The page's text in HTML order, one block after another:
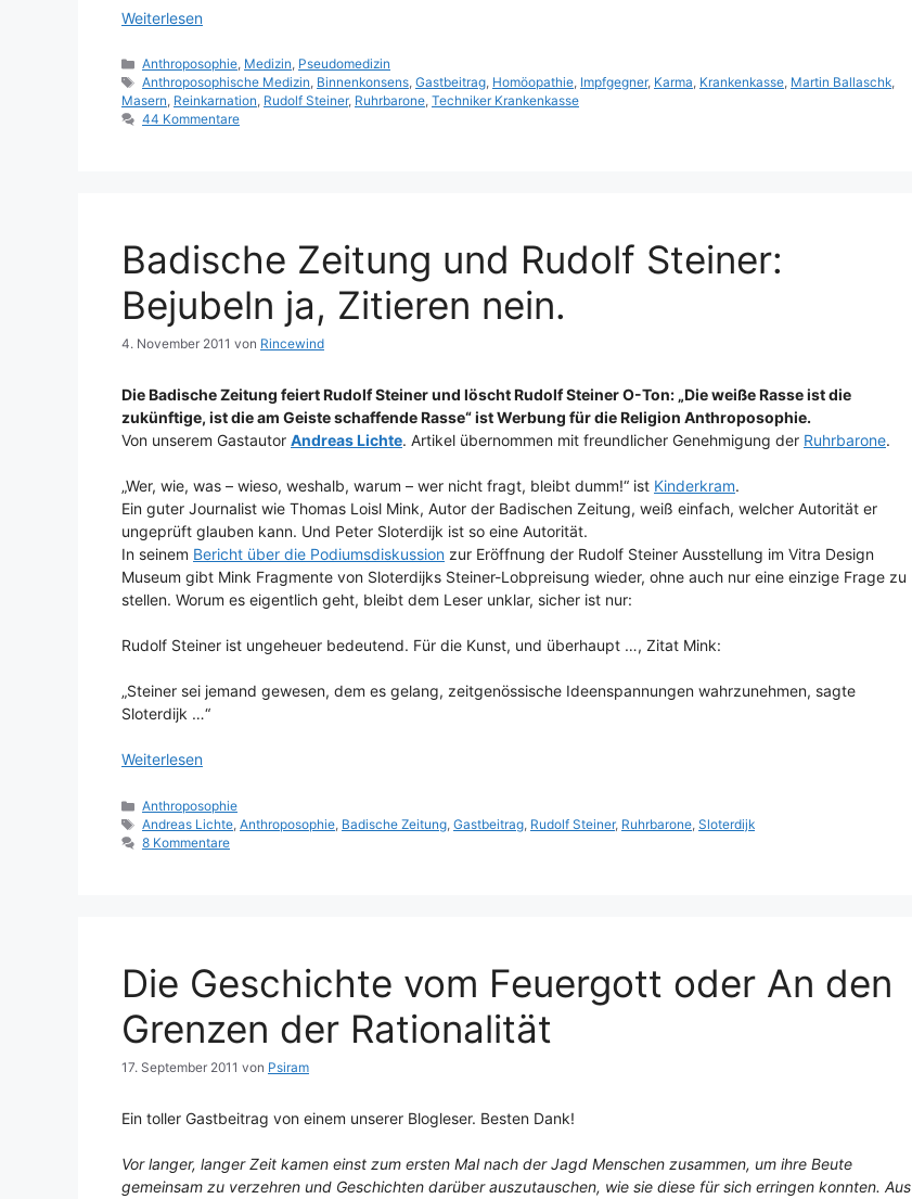
Weiterlesen
Kategorien
Anthroposophie, Medizin, Pseudomedizin
Schlagwörter
Anthroposophische Medizin, Binnenkonsens,Gastbeitrag, Homöopathie, Impfgegner, Karma, Krankenkasse, Martin Ballaschk,
Masern, Reinkarnation, Rudolf Steiner, Ruhrbarone, Techniker Krankenkasse
44 Kommentare
Badische Zeitung und Rudolf Steiner:
Bejubeln ja, Zitieren nein.
4. November 2011 von Rincewind
Die Badische Zeitung feiert Rudolf Steiner und löscht Rudolf Steiner O-Ton: „Die weiße Rasse ist die
zukünftige, ist die am Geiste schaffende Rasse“ ist Werbung für die Religion Anthroposophie.
Von unserem Gastautor Andreas Lichte. Artikel übernommen mit freundlicher Genehmigung der Ruhrbarone.
„Wer, wie, was – wieso, weshalb, warum – wer nicht fragt, bleibt dumm!“ ist Kinderkram.
Ein guter Journalist wie Thomas Loisl Mink, Autor der Badischen Zeitung, weiß einfach, welcher Autorität er
ungeprüft glauben kann. Und Peter Sloterdijk ist so eine Autorität.
In seinem Bericht über die Podiumsdiskussion zur Eröffnung der Rudolf Steiner Ausstellung im Vitra Design
Museum gibt Mink Fragmente von Sloterdijks Steiner-Lobpreisung wieder, ohne auch nur eine einzige Frage zu
stellen. Worum es eigentlich geht, bleibt dem Leser unklar, sicher ist nur:
Rudolf Steiner ist ungeheuer bedeutend. Für die Kunst, und überhaupt …, Zitat Mink:
„Steiner sei jemand gewesen, dem es gelang, zeitgenössische Ideenspannungen wahrzunehmen, sagte
Sloterdijk …“
Weiterlesen
Kategorien
Anthroposophie
Schlagwörter
Andreas Lichte,Anthroposophie, Badische Zeitung,Gastbeitrag, Rudolf Steiner, Ruhrbarone,Sloterdijk
8 Kommentare
Die Geschichte vom Feuergott oder An den
Grenzen der Rationalität
17. September 2011 von Psiram
Ein toller Gastbeitrag von einem unserer Blogleser. Besten Dank!
Vor langer, langer Zeit kamen einst zum ersten Mal nach der Jagd Menschen zusammen, um ihre Beute
gemeinsam zu verzehren und Geschichten darüber auszutauschen, wie sie diese für sich erringen konnten. Aus